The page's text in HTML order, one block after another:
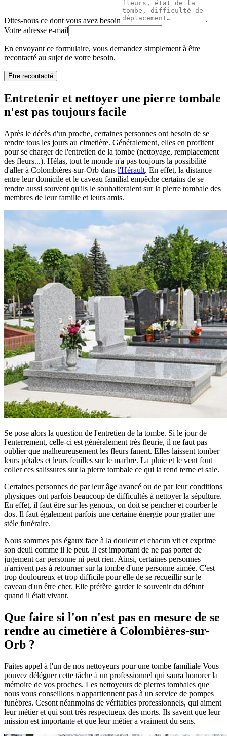
Dites-nous ce dont vous avez besoin
Votre adresse e-mail
En envoyant ce formulaire, vous demandez simplement à être
recontacté au sujet de votre besoin.
Être recontacté
Entretenir et nettoyer une pierre tombale
n'est pas toujours facile
Après le décès d'un proche, certaines personnes ont besoin de se
rendre tous les jours au cimetière. Généralement, elles en profitent
pour se charger de l'entretien de la tombe (nettoyage, remplacement
des fleurs...). Hélas, tout le monde n'a pas toujours la possibilité
d'aller à Colombières-sur-Orb dans l'Hérault. En effet, la distance
entre leur domicile et le caveau familial empêche certains de se
rendre aussi souvent qu'ils le souhaiteraient sur la pierre tombale des
membres de leur famille et leurs amis.
Se pose alors la question de l'entretien de la tombe. Si le jour de
l'enterrement, celle-ci est généralement très fleurie, il ne faut pas
oublier que malheureusement les fleurs fanent. Elles laissent tomber
leurs pétales et leurs feuilles sur le marbre. La pluie et le vent font
coller ces salissures sur la pierre tombale ce qui la rend terne et sale.
Certaines personnes de par leur âge avancé ou de par leur conditions
physiques ont parfois beaucoup de difficultés à nettoyer la sépulture.
En effet, il faut être sur les genoux, on doit se pencher et courber le
dos. Il faut également parfois une certaine énergie pour gratter une
stèle funéraire.
Nous sommes pas égaux face à la douleur et chacun vit et exprime
son deuil comme il le peut. Il est important de ne pas porter de
jugement car personne ni peut rien. Ainsi, certaines personnes
n'arrivent pas à retourner sur la tombe d'une personne aimée. C'est
trop douloureux et trop difficile pour elle de se recueillir sur le
caveau d'un être cher. Elle préfère garder le souvenir du défunt
quand il était vivant.
Que faire si l'on n'est pas en mesure de se
rendre au cimetière à Colombières-sur-
Orb ?
Faites appel à l'un de nos nettoyeurs pour une tombe familiale Vous
pouvez déléguer cette tâche à un professionnel qui saura honorer la
mémoire de vos proches. Les nettoyeurs de pierres tombales que
nous vous conseillons n'appartiennent pas à un service de pompes
funèbres. Cesont néanmoins de véritables professionnels, qui aiment
leur métier et qui sont très respectueux des morts. Ils savent que leur
mission est importante et que leur métier a vraiment du sens.